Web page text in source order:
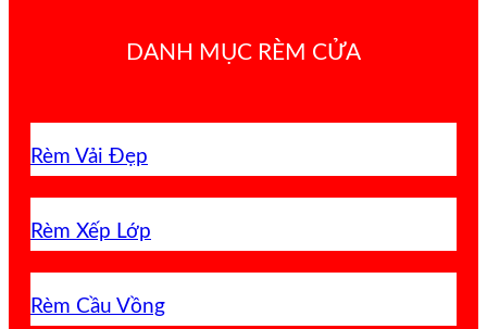
DANH MỤC RÈM CỬA
Rèm Vải Đẹp
Rèm Xếp Lớp
Rèm Cầu Vồng